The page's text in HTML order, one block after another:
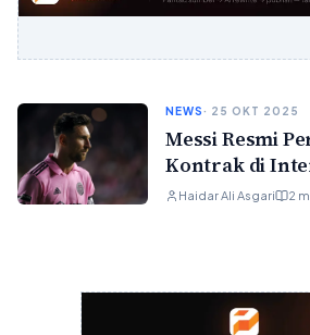
NEWS· 25 OKT 2025
Messi Resmi
Kontrak di
Main Sampai
Haidar Ali Asgari 2